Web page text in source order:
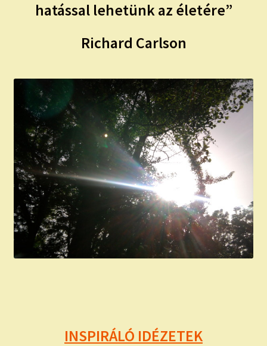
hatással lehetünk az életére”
Richard Carlson
INSPIRÁLÓ IDÉZETEK